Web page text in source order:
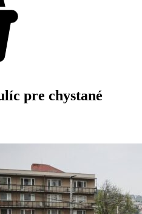
pre chystané